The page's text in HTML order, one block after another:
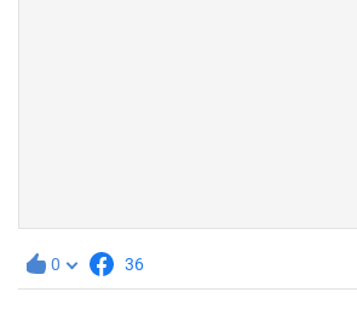
0 36